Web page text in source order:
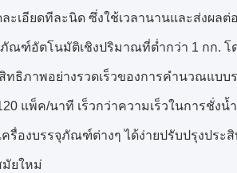
ะเอียดทีละนิด ซึ่งใช้เวลานานและส่งผล
ณฑ์อัตโนมัติเชิงปริมาณที่ต่ำกว่า 1 กก. โ
ทธิภาพอย่างรวดเร็วของการคำนวณแบ
แพ็ค/นาที เร็วกว่าความเร็วในการชั่ง
ครื่องบรรจุภัณฑ์ต่างๆ ได้ง่ายปรับปรุงปร
มัยใหม่